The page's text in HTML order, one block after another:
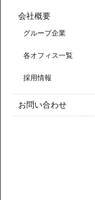
会社概要
グループ企業
各オフィス一覧
採用情報
お問い合わせ